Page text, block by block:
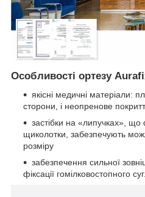
Особливості ортезу
якісні медичні матеріали:
сторони, і неопренове
застібки на «липучках», що
щиколотки, забезпечують
розміру
забезпечення сильної
фіксації гомілковостопного